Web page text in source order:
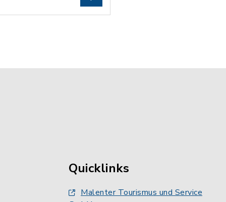
Quicklinks
Malenter Tourismus und Service